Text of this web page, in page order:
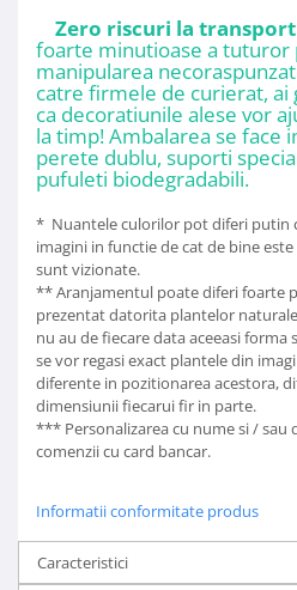
Zero riscuri la
foarte minutioase a tuturor
manipularea
catre firmele de curierat, ai
ca decoratiunile alese vor
la timp! Ambalarea se face
perete dublu, suporti
pufuleti biodegradabili.
* Nuantele culorilor pot diferi putin
imagini in functie de cat de bine
sunt vizionate.
** Aranjamentul poate diferi foarte
prezentat datorita plantelor
nu au de fiecare data aceeasi
se vor regasi exact plantele din
diferente in pozitionarea acestora,
dimensiunii fiecarui fir in parte.
*** Personalizarea cu nume si / sau
comenzii cu card bancar.
Informatii conformitate produs
Caracteristici